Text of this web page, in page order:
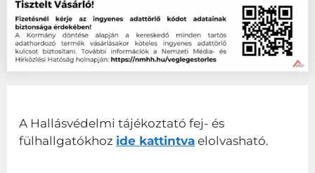
A Hallásvédelmi tájékoztató fej- és
fülhallgatókhoz ide kattintva elolvasható.